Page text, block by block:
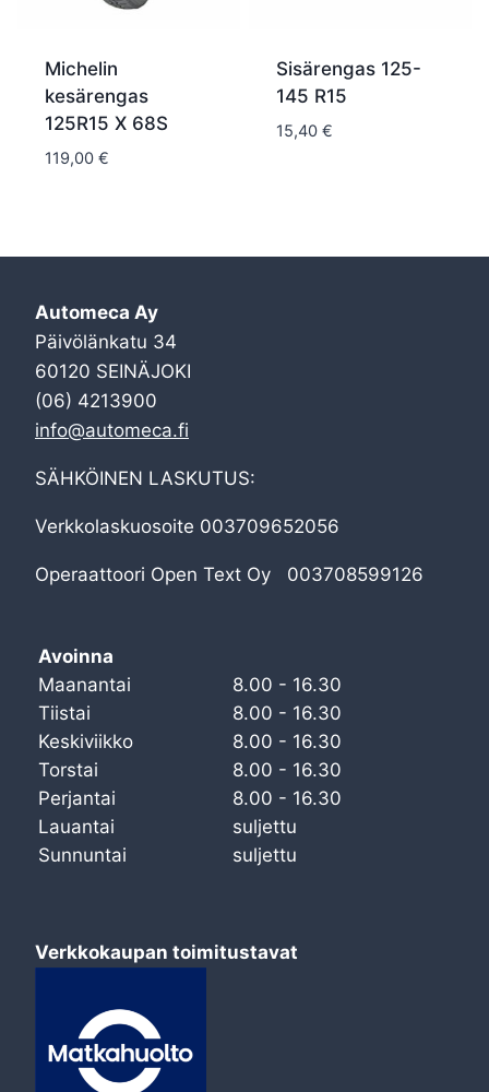
Michelin
kesärengas
125R15 X 68S
119,00 €
Sisärengas 125-
145 R15
15,40 €
Automeca Ay
Päivölänkatu 34
60120 SEINÄJOKI
(06) 4213900
info@automeca.fi
SÄHKÖINEN LASKUTUS:
Verkkolaskuosoite 003709652056
Operaattoori Open Text Oy 003708599126
Avoinna
Maanantai
8.00 - 16.30
Tiistai
8.00 - 16.30
Keskiviikko
8.00 - 16.30
Torstai
8.00 - 16.30
Perjantai
8.00 - 16.30
Lauantai
suljettu
Sunnuntai
suljettu
Verkkokaupan toimitustavat